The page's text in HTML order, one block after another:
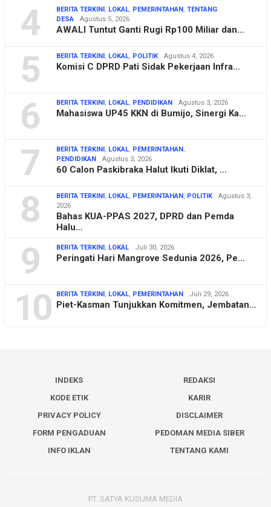
4 BERITA TERKINI, LOKAL, PEMERINTAHAN, TENTANG
DESA
Agustus 5, 2026
AWALI Tuntut Ganti Rugi Rp100 Miliar dan…
5 BERITA TERKINI, LOKAL, POLITIK Agustus 4, 2026
Komisi C DPRD Pati Sidak Pekerjaan Infra…
6 BERITA TERKINI, LOKAL, PENDIDIKAN Agustus 3, 2026
Mahasiswa UP45 KKN di Bumijo, Sinergi Ka…
7 BERITA TERKINI, LOKAL, PEMERINTAHAN,
PENDIDIKAN
Agustus 3, 2026
60 Calon Paskibraka Halut Ikuti Diklat, …
8 BERITA TERKINI, LOKAL, PEMERINTAHAN, POLITIK
Agustus 3,
2026
Bahas KUA-PPAS 2027, DPRD dan Pemda
Halu…
9 BERITA TERKINI, LOKAL Juli 30, 2026
Peringati Hari Mangrove Sedunia 2026, Pe…
10 BERITA TERKINI, LOKAL, PEMERINTAHAN Juli 29, 2026
Piet-Kasman Tunjukkan Komitmen, Jembatan…
INDEKS
REDAKSI
KODE ETIK
KARIR
PRIVACY POLICY
DISCLAIMER
FORM PENGADUAN
PEDOMAN MEDIA SIBER
INFO IKLAN
TENTANG KAMI
PT. SATYA KUSUMA MEDIA